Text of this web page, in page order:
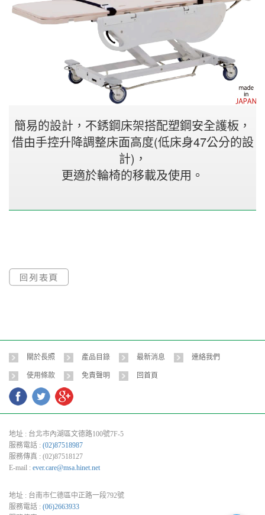
簡易的設計，不銹鋼床架搭配塑鋼安全護板，
借由手控升降調整床面高度(低床身47公分的設
計)，
更適於輪椅的移載及使用。
關於長照 產品目錄 最新消息 連絡我們
使用條款 免責聲明 回首頁
地址 : 台北市內湖區文德路100號7F-5
服務電話 : (02)87518987
服務傳真 : (02)87518127
E-mail : ever.care@msa.hinet.net
地址 : 台南市仁德區中正路一段792號
服務電話 : (06)2663933